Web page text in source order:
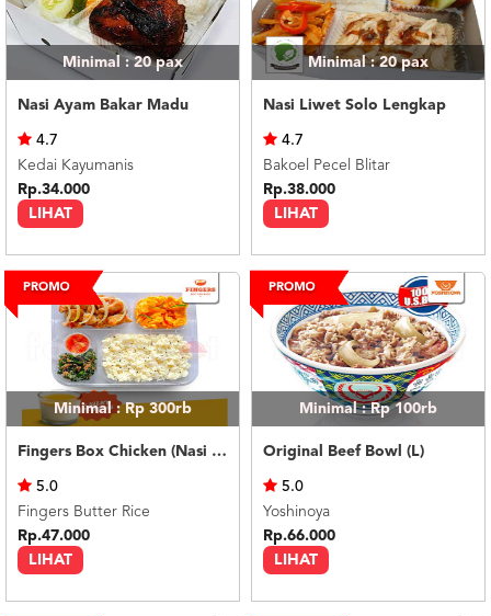
Minimal : 20pax
Nasi Ayam Bakar Madu
LIHAT
4.7
Kedai Kayumanis
Rp.34.000
Minimal : 20pax
Nasi Liwet Solo Lengkap
LIHAT
4.7
Bakoel Pecel Blitar
Rp.38.000
Minimal : Rp 300rb
Fingers Box Chicken (Nasi Putih) Silky Pudding
LIHAT
5.0
Fingers Butter Rice
Rp.47.000
Minimal : Rp 100rb
Original Beef Bowl (L)
LIHAT
5.0
Yoshinoya
Rp.66.000